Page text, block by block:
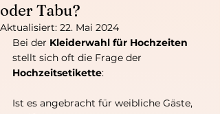
oder Tabu?
Aktualisiert: 22. Mai 2024
Bei der Kleiderwahl für Hochzeiten
stellt sich oft die Frage der
Hochzeitsetikette:
Ist es angebracht für weibliche Gäste,